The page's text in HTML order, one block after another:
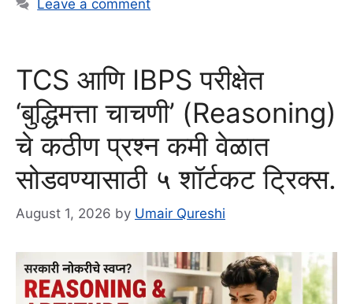
Leave a comment
TCS आणि IBPS परीक्षेत
‘बुद्धिमत्ता चाचणी’ (Reasoning)
चे कठीण प्रश्न कमी वेळात
सोडवण्यासाठी ५ शॉर्टकट ट्रिक्स.
August 1, 2026 by Umair Qureshi